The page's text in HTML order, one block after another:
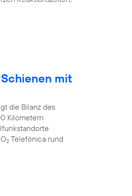
mit
die Bilanz des
Kilometern
2 Telefónica rund